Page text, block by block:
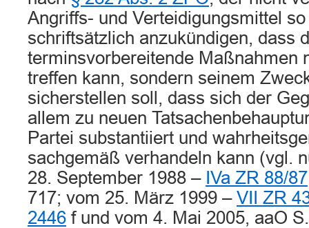
Angriffs- und Verteidigungsmittel
schriftsätzlich anzukündigen, dass
terminsvorbereitende Maßnahmen
treffen kann, sondern seinem
sicherstellen soll, dass sich der
allem zu neuen
Partei substantiiert und
sachgemäß verhandeln kann (vgl.
28. September 1988 – IVa ZR 88/87
717; vom 25. März 1999 – VII ZR
2446 f und vom 4. Mai 2005, aaO